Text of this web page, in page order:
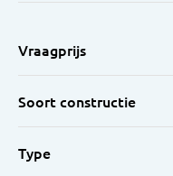
Vraagprijs
Soort constructie
Type